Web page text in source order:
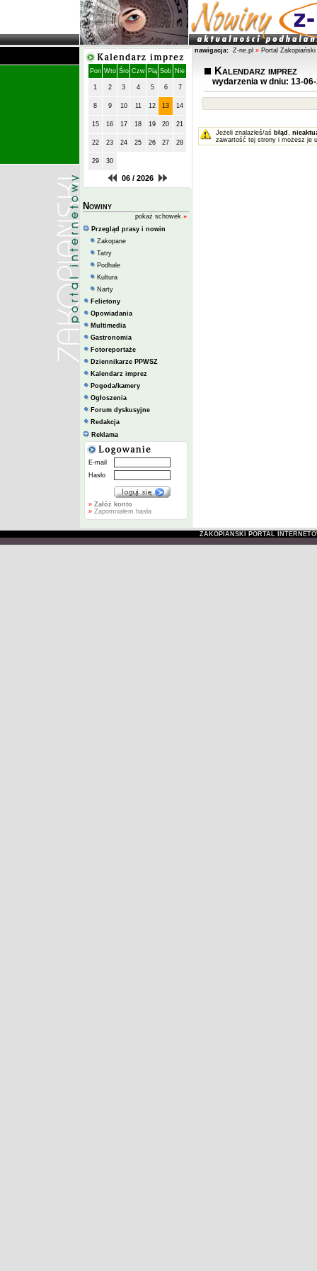
Pon Wto Śro Czw Pią Sob Nie
1 2 3 4 5 6 7
8 9 10 11 12 13 14
15 16 17 18 19 20 21
22 23 24 25 26 27 28
29 30
06 / 2026
Nowiny
pokaż schowek »
Przegląd prasy i nowin
Zakopane
Tatry
Podhale
Kultura
Narty
Felietony
Opowiadania
Multimedia
Gastronomia
Fotoreportaże
Dziennikarze PPWSZ
Kalendarz imprez
Pogoda/kamery
Ogłoszenia
Forum dyskusyjne
Redakcja
Reklama
E-mail
Hasło
» Załóż konto
» Zapomniałem hasła
nawigacja: Z-ne.pl » Portal Zakopiański
Kalendarz imprez
wydarzenia w dniu: 13-
Jeżeli znalazłeś/aś błąd ,
zawartość tej strony i możesz je
ZAKOPIAŃSKI PORTAL